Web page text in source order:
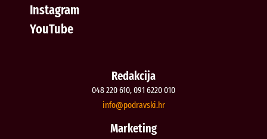
Instagram
YouTube
Redakcija
048 220 610, 091 6220 010
rh.iksvardop
@ofni
Marketing